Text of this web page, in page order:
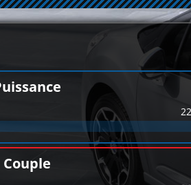
Couple